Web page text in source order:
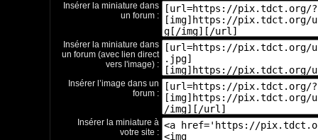
Insérer la miniature dans
un forum :
Insérer la miniature dans
un forum (avec lien direct
vers l'image) :
Insérer l’image dans un
forum :
Insérer la miniature à
votre site :